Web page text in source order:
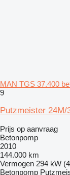
MAN TGS 37.400
9
Putzmeister 24M/
Prijs op aanvraag
Betonpomp
2010
144.000 km
Vermogen 294 kW
Betonpomp